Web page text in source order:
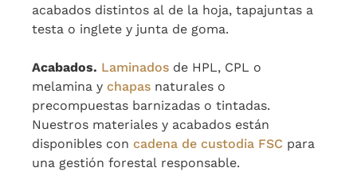
acabados distintos al de la hoja, tapajuntas a
testa o inglete y junta de goma.
Acabados. Laminados de HPL, CPL o
melamina y chapas naturales o
precompuestas barnizadas o tintadas.
Nuestros materiales y acabados están
disponibles con cadena de custodia FSC para
una gestión forestal responsable.